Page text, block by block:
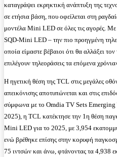
καταγράψει εκρηκτική ανάπτυξη της
σε ετήσια βάση, που οφείλεται στη
μοντέλα Mini LED σε όλες τις αγορές.
SQD-Mini LED – την πιο προηγμένη
οποία είμαστε βέβαιοι ότι θα αλλάξει
επιλέγουν τηλεοράσεις τα επόμενα
Η ηγετική θέση της TCL στις μεγάλες
απεικόνισης αποτυπώνεται και στις
σύμφωνα με το Omdia TV Sets
2025), η TCL κατέκτησε την 1η θέση
Mini LED για το 2025, με 3,954
ενώ βρέθηκε επίσης στην κορυφή
75 ιντσών και άνω, φτάνοντας τα 4,938